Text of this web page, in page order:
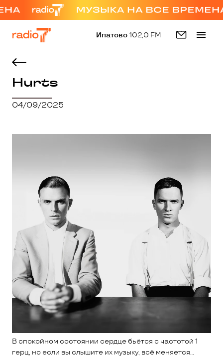
Ипатово 102,0 FM
Hurts
04/09/2025
В спокойном состоянии сердце бьётся с частотой 1
герц, но если вы слышите их музыку, всё меняется…